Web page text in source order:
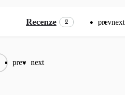
Recenze 0 prevnext
prev next